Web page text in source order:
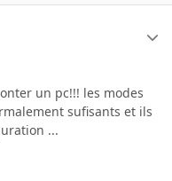
un pc!!! les modes
sufisants et ils
...